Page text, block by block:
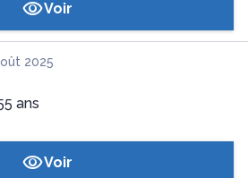
Voir
2025
ans
Voir